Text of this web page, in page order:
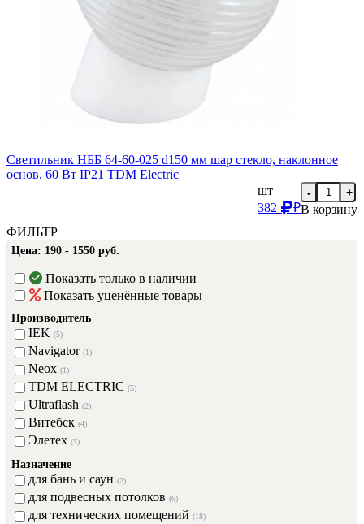
Светильник НББ 64-60-025 d150 мм шар стекло, наклонное
основ. 60 Вт IP21 TDM Еlectric
шт
382
₽
- +
В корзину
ФИЛЬТР
Цена: 190 - 1550 руб.
Показать только в наличии
Показать уценённые товары
Производитель
IEK (5)
Navigator (1)
Neox (1)
TDM ЕLECTRIC (5)
Ultraflash (2)
Витебск (4)
Элетех (5)
Назначение
для бань и саун (2)
для подвесных потолков (6)
для технических помещений (18)